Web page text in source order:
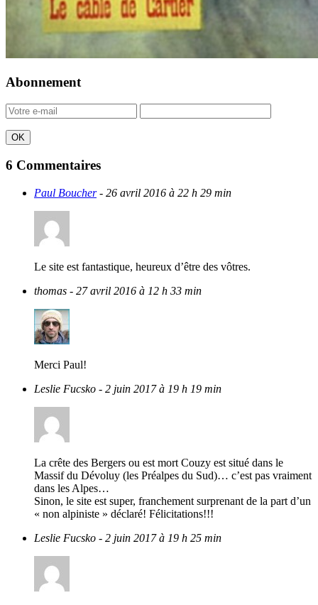
Abonnement
6 Commentaires
Paul Boucher- 26 avril 2016 à 22 h 29 min
Le site est fantastique, heureux d’être des vôtres.
thomas - 27 avril 2016 à 12 h 33 min
Merci Paul!
Leslie Fucsko - 2 juin 2017 à 19 h 19 min
La crête des Bergers ou est mort Couzy est situé dans le
Massif du Dévoluy (les Préalpes du Sud)… c’est pas vraiment
dans les Alpes…
Sinon, le site est super, franchement surprenant de la part d’un
« non alpiniste » déclaré! Félicitations!!!
Leslie Fucsko - 2 juin 2017 à 19 h 25 min